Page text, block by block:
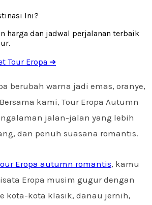
Ini?
harga dan jadwal perjalanan terbaik
Tour Eropa ➔
berubah warna jadi emas, oranye,
kami, Tour Eropa Autumn
jalan-jalan yang lebih
dan penuh suasana romantis.
Eropa autumn romantis, kamu
Eropa musim gugur dengan
kota-kota klasik, danau jernih,